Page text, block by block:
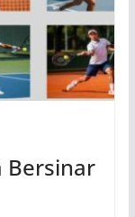
Bersinar